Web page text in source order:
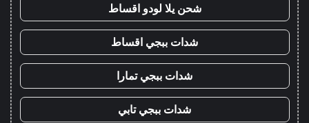
شحن يلا لودو اقساط
شدات ببجي اقساط
شدات ببجي تمارا
شدات ببجي تابي